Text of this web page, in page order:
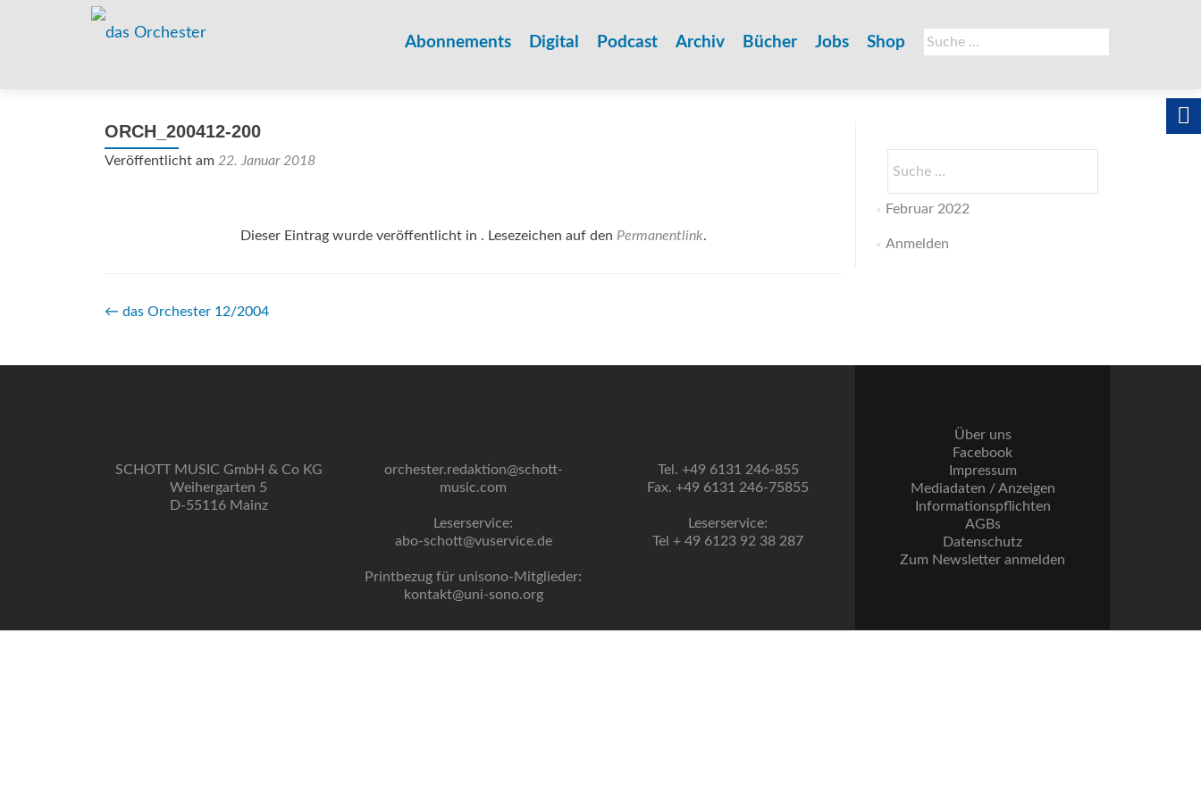
Suche
nach:
Abonnements Digital Podcast Archiv Bücher Jobs Shop
ORCH_200412-200
Veröffentlicht am 22. Januar 2018
Dieser Eintrag wurde veröffentlicht in . Lesezeichen auf den Permanentlink.
Beitrags-
← das Orchester 12/2004
nach:
Februar 2022
Anmelden
SCHOTT MUSIC GmbH & Co KG
Weihergarten 5
D-55116 Mainz
orchester.redaktion@schott-
music.com
Leserservice:
abo-schott@vuservice.de
Printbezug für unisono-Mitglieder:
kontakt@uni-sono.org
Tel. +49 6131 246-855
Fax. +49 6131 246-75855
Leserservice:
Tel + 49 6123 92 38 287
Über uns
Facebook
Impressum
Mediadaten / Anzeigen
Informationspflichten
AGBs
Datenschutz
Zum Newsletter anmelden